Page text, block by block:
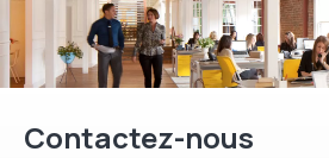
Contactez-nous